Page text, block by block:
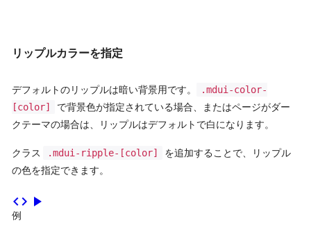
リップルカラーを指定
デフォルトのリップルは暗い背景用です。
.mdui-color-
[color]
で背景色が指定されている場合、またはページがダー
クテーマの場合は、リップルはデフォルトで白になります。
クラス .mdui-ripple-[color]
を追加することで、リップル
の色を指定できます。
code play_arrow
例